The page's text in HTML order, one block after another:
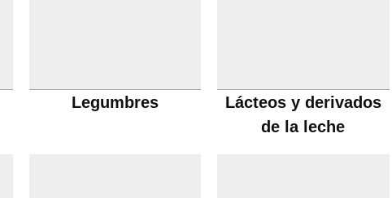
Legumbres
Lácteos y derivados
de la leche